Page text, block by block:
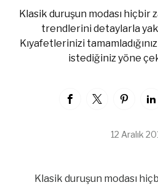
Klasik duruşun modası hiçbir
trendlerini detaylarla
Kıyafetlerinizi
istediğiniz yöne
12 Aralık
Klasik duruşun modası